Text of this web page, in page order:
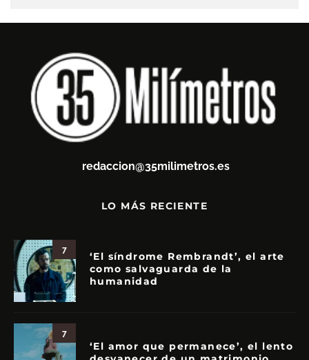
redaccion@35milimetros.es
LO MÁS RECIENTE
7
‘El síndrome Rembrandt’, el arte
como salvaguarda de la
humanidad
7
‘El amor que permanece’, el lento